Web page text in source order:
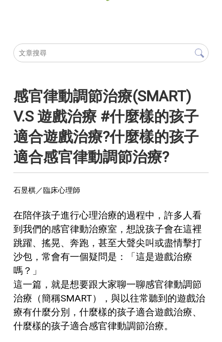
感官律動調節治療(SMART)
V.S 遊戲治療 #什麼樣的孩子
適合遊戲治療?什麼樣的孩子
適合感官律動調節治療?
石昱棋／臨床心理師
在陪伴孩子進行心理治療的過程中，許多人看
到我們的感官律動治療室，想說孩子會在這裡
跳躍、搖晃、奔跑，甚至大聲尖叫或盡情擊打
沙包，常會有一個疑問是：「這是遊戲治療
嗎？」
這一篇，就是想要跟大家聊一聊感官律動調節
治療（簡稱SMART），與以往常聽到的遊戲治
療有什麼分別，什麼樣的孩子適合遊戲治療、
什麼樣的孩子適合感官律動調節治療。